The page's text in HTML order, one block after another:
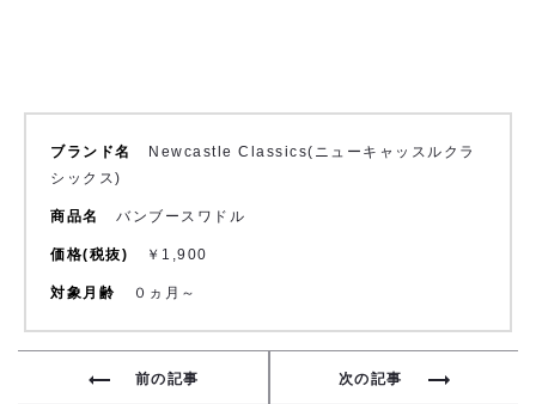
ブランド名
Newcastle Classics(ニューキャッスルクラ
シックス)
商品名 バンブースワドル
価格(税抜) ￥1,900
対象月齢 ０ヵ月～
前の記事 次の記事